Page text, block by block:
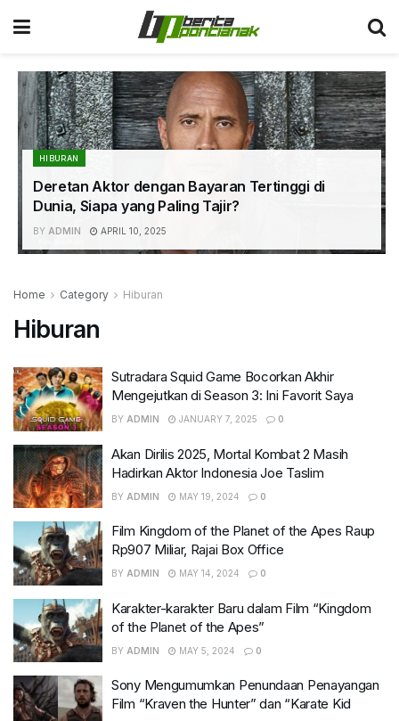
HIBURAN
Deretan Aktor dengan Bayaran Tertinggi di
Dunia, Siapa yang Paling Tajir?
BY ADMIN APRIL 10, 2025
Home Category Hiburan
Hiburan
Sutradara Squid Game Bocorkan Akhir
Mengejutkan di Season 3: Ini Favorit Saya
BY ADMIN JANUARY 7, 2025 0
Akan Dirilis 2025, Mortal Kombat 2 Masih
Hadirkan Aktor Indonesia Joe Taslim
BY ADMIN MAY 19, 2024 0
Film Kingdom of the Planet of the Apes Raup
Rp907 Miliar, Rajai Box Office
BY ADMIN MAY 14, 2024 0
Karakter-karakter Baru dalam Film “Kingdom
of the Planet of the Apes”
BY ADMIN MAY 5, 2024 0
Sony Mengumumkan Penundaan Penayangan
Film “Kraven the Hunter” dan “Karate Kid